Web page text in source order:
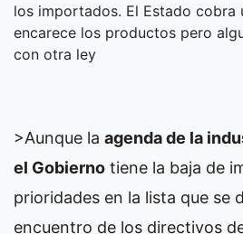
los importados. El Estado cobra
encarece los productos pero
con otra ley
>Aunque la agenda de la
el Gobierno tiene la baja de
prioridades en la lista que se
encuentro de los directivos